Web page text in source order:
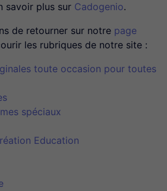
savoir plus sur Cadogenio.
de retourner sur notre page
les rubriques de notre site :
toute occasion pour toutes
spéciaux
Education